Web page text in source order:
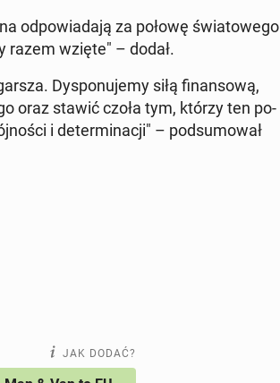
od­po­wia­da­ją za połowę świa­to­we­go
razem wzięte" – dodał.
Dys­po­nu­je­my siłą fi­nan­so­wą,
oraz stawić czoła tym, którzy ten po­
i de­ter­mi­na­cji" – pod­su­mo­wał
JAK DODAĆ?